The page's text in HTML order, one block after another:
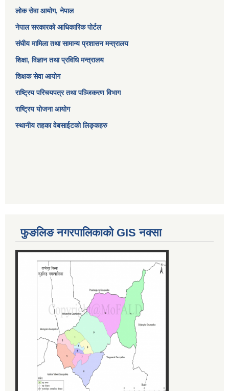
लोक सेवा आयोग, नेपाल
नेपाल सरकारको आधिकारिक पोर्टल
संघीय मामिला तथा सामान्य प्रशासन मन्त्रालय
शिक्षा, विज्ञान तथा प्रविधि मन्त्रालय
शिक्षक सेवा आयोग
राष्ट्रिय परिचयपत्र तथा पञ्जिकरण विभाग
राष्ट्रिय योजना आयोग
स्थानीय तहका वेबसाईटको लिङ्कहरु
फुङलिङ नगरपालिकाको GIS नक्सा